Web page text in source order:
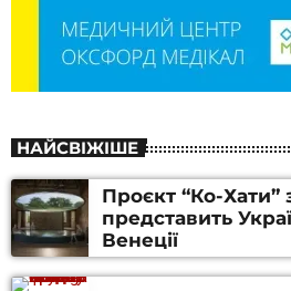
НАЙСВІЖІШЕ
Проєкт “Ко-Хати”
представить
Венеції